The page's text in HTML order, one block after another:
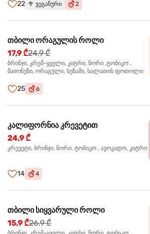
22 🥦 ვეგანური 2
თბილი ორაგულის როლი
17,9 ₾24,9 ₾
ბრინჯი, კრემ-ყველი, კიტრი, ნორი ,ტობიკო ,
მაიონეზი, ორაგული, სეზამი, სალათის ფოთოლი
25 6
კალიფორნია კრევეტით
24,9 ₾
კრევეტი, ბრინჯი, ნორი, ტობიკო , ავოკადო, კიტრი
14 4
თბილი სიყვარული როლი
15,9 ₾26,9 ₾